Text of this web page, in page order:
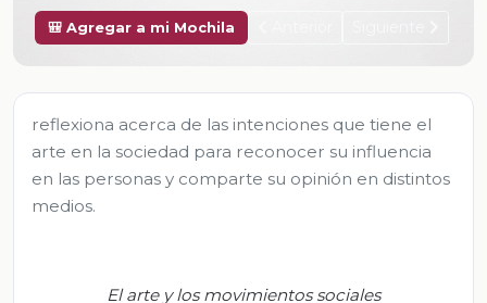
🎒 Agregar a mi Mochila
reflexiona acerca de las intenciones que tiene el
arte en la sociedad para reconocer su influencia
en las personas y comparte su opinión en distintos
medios.
El arte y los movimientos sociales